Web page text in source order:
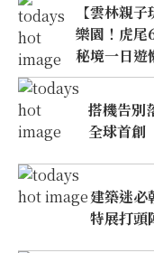
【雲林親
樂園！虎尾
秘境一日遊
搭機告別
全球首創
建築迷必
特展打頭